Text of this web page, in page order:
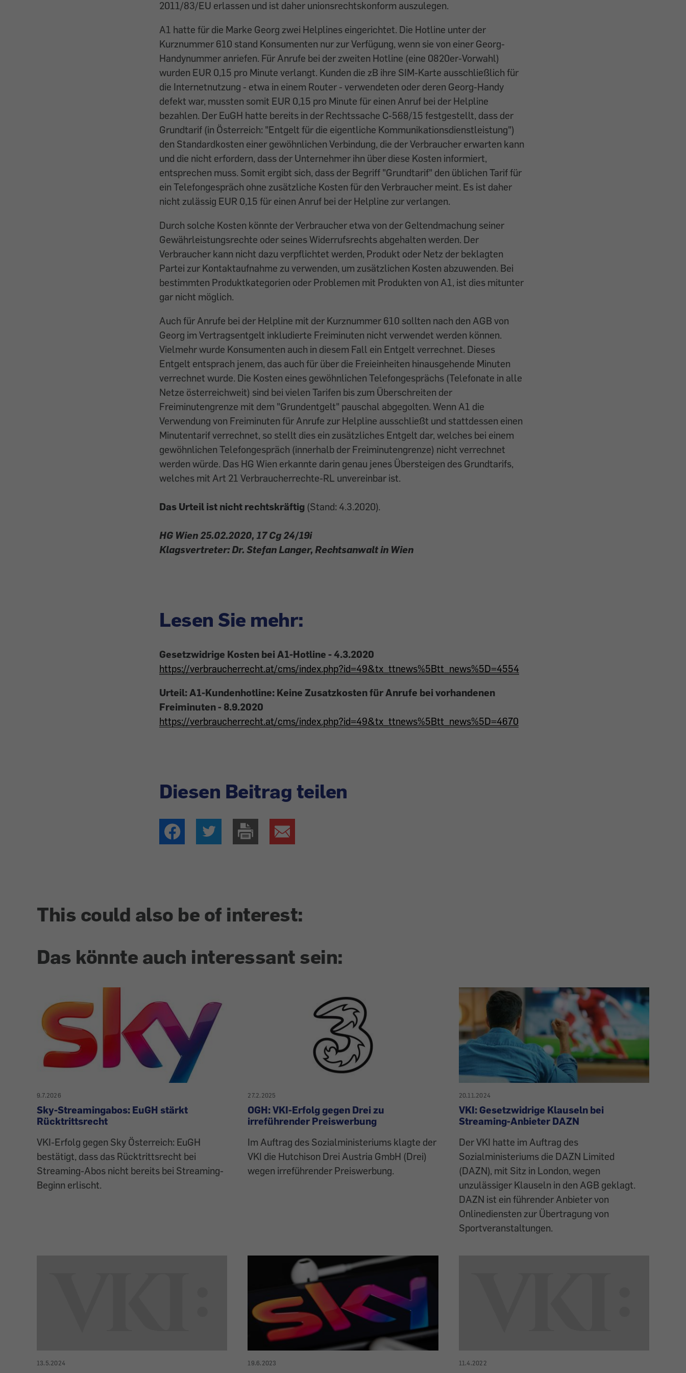
2011/83/EU erlassen und ist daher unionsrechtskonform auszulegen.
A1 hatte für die Marke Georg zwei Helplines eingerichtet. Die Hotline unter der
Kurznummer 610 stand Konsumenten nur zur Verfügung, wenn sie von einer Georg-
Handynummer anriefen. Für Anrufe bei der zweiten Hotline (eine 0820er-Vorwahl)
wurden EUR 0,15 pro Minute verlangt. Kunden die zB ihre SIM-Karte ausschließlich für
die Internetnutzung - etwa in einem Router - verwendeten oder deren Georg-Handy
defekt war, mussten somit EUR 0,15 pro Minute für einen Anruf bei der Helpline
bezahlen. Der EuGH hatte bereits in der Rechtssache C-568/15 festgestellt, dass der
Grundtarif (in Österreich: "Entgelt für die eigentliche Kommunikationsdienstleistung")
den Standardkosten einer gewöhnlichen Verbindung, die der Verbraucher erwarten kann
und die nicht erfordern, dass der Unternehmer ihn über diese Kosten informiert,
entsprechen muss. Somit ergibt sich, dass der Begriff "Grundtarif" den üblichen Tarif für
ein Telefongespräch ohne zusätzliche Kosten für den Verbraucher meint. Es ist daher
nicht zulässig EUR 0,15 für einen Anruf bei der Helpline zur verlangen.
Durch solche Kosten könnte der Verbraucher etwa von der Geltendmachung seiner
Gewährleistungsrechte oder seines Widerrufsrechts abgehalten werden. Der
Verbraucher kann nicht dazu verpflichtet werden, Produkt oder Netz der beklagten
Partei zur Kontaktaufnahme zu verwenden, um zusätzlichen Kosten abzuwenden. Bei
bestimmten Produktkategorien oder Problemen mit Produkten von A1, ist dies mitunter
gar nicht möglich.
Auch für Anrufe bei der Helpline mit der Kurznummer 610 sollten nach den AGB von
Georg im Vertragsentgelt inkludierte Freiminuten nicht verwendet werden können.
Vielmehr wurde Konsumenten auch in diesem Fall ein Entgelt verrechnet. Dieses
Entgelt entsprach jenem, das auch für über die Freieinheiten hinausgehende Minuten
verrechnet wurde. Die Kosten eines gewöhnlichen Telefongesprächs (Telefonate in alle
Netze österreichweit) sind bei vielen Tarifen bis zum Überschreiten der
Freiminutengrenze mit dem "Grundentgelt" pauschal abgegolten. Wenn A1 die
Verwendung von Freiminuten für Anrufe zur Helpline ausschließt und stattdessen einen
Minutentarif verrechnet, so stellt dies ein zusätzliches Entgelt dar, welches bei einem
gewöhnlichen Telefongespräch (innerhalb der Freiminutengrenze) nicht verrechnet
werden würde. Das HG Wien erkannte darin genau jenes Übersteigen des Grundtarifs,
welches mit Art 21 Verbraucherrechte-RL unvereinbar ist.
Das Urteil ist nicht rechtskräftig (Stand: 4.3.2020).
HG Wien 25.02.2020, 17 Cg 24/19i
Klagsvertreter: Dr. Stefan Langer, Rechtsanwalt in Wien
Lesen Sie mehr:
Gesetzwidrige Kosten bei A1-Hotline - 4.3.2020
https://verbraucherrecht.at/cms/index.php?id=49&tx_ttnews%5Btt_news%5D=4554
Urteil: A1-Kundenhotline: Keine Zusatzkosten für Anrufe bei vorhandenen
Freiminuten - 8.9.2020
https://verbraucherrecht.at/cms/index.php?id=49&tx_ttnews%5Btt_news%5D=4670
Diesen Beitrag teilen
This could also be of interest:
Das könnte auch interessant sein:
9.7.2026
Sky-Streamingabos: EuGH stärkt
Rücktrittsrecht
VKI-Erfolg gegen Sky Österreich: EuGH
bestätigt, dass das Rücktrittsrecht bei
Streaming-Abos nicht bereits bei Streaming-
Beginn erlischt.
27.2.2025
OGH: VKI-Erfolg gegen Drei zu
irreführender Preiswerbung
Im Auftrag des Sozialministeriums klagte der
VKI die Hutchison Drei Austria GmbH (Drei)
wegen irreführender Preiswerbung.
20.11.2024
VKI: Gesetzwidrige Klauseln bei
Streaming-Anbieter DAZN
Der VKI hatte im Auftrag des
Sozialministeriums die DAZN Limited
(DAZN), mit Sitz in London, wegen
unzulässiger Klauseln in den AGB geklagt.
DAZN ist ein führender Anbieter von
Onlinediensten zur Übertragung von
Sportveranstaltungen.
13.5.2024 19.6.2023 11.4.2022